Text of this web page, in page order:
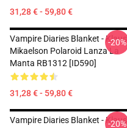
31,28 € - 59,80 €
Vampire Diaries Blanket - Klaus
Mikaelson Polaroid Lanza La
Manta RB1312 [ID590]
31,28 € - 59,80 €
-20%
Vampire Diaries Blanket - Klaus
-20%